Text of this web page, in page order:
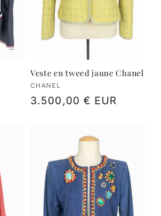
Veste en tweed jaune Chanel
Fournisseur :
CHANEL
Prix
3.500,00 € EUR